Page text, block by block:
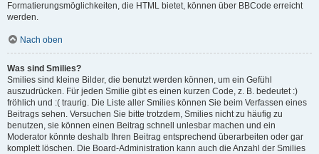
Formatierungsmöglichkeiten, die HTML bietet, können über BBCode erreicht
werden.
Nach oben
Was sind Smilies?
Smilies sind kleine Bilder, die benutzt werden können, um ein Gefühl
auszudrücken. Für jeden Smilie gibt es einen kurzen Code, z. B. bedeutet :)
fröhlich und :( traurig. Die Liste aller Smilies können Sie beim Verfassen eines
Beitrags sehen. Versuchen Sie bitte trotzdem, Smilies nicht zu häufig zu
benutzen, sie können einen Beitrag schnell unlesbar machen und ein
Moderator könnte deshalb Ihren Beitrag entsprechend überarbeiten oder gar
komplett löschen. Die Board-Administration kann auch die Anzahl der Smilies